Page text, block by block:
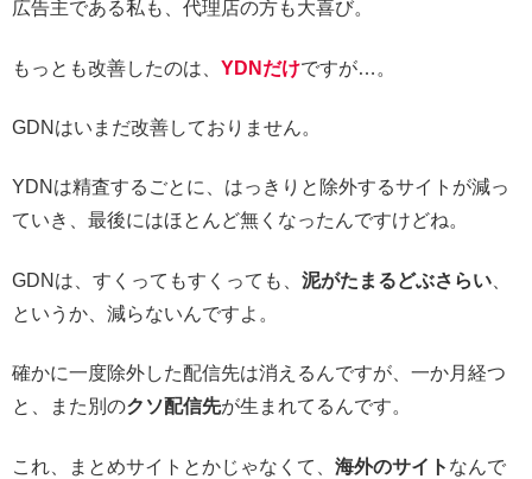
広告主である私も、代理店の方も大喜び。
もっとも改善したのは、 YDNだけですが…。
GDNはいまだ改善しておりません。
YDNは精査するごとに、はっきりと除外するサイトが減っ
ていき、最後にはほとんど無くなったんですけどね。
GDNは、すくってもすくっても、 泥がたまるどぶさらい
というか、減らないんですよ。
確かに一度除外した配信先は消えるんですが、一か月経つ
と、また別のクソ配信先が生まれてるんです。
これ、まとめサイトとかじゃなくて、 海外のサイト なんで